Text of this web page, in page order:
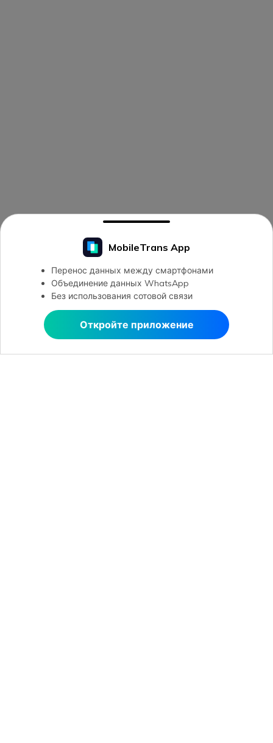
MobileTrans App
Перенос данных между смартфонами
Объединение данных WhatsApp
Без использования сотовой связи
Откройте приложение
Открыть в MobileTrans
Открыть в MobileTrans